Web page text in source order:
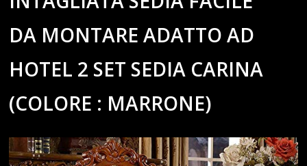
DA MONTARE ADATTO AD
HOTEL 2 SET SEDIA CARINA
(COLORE : MARRONE)